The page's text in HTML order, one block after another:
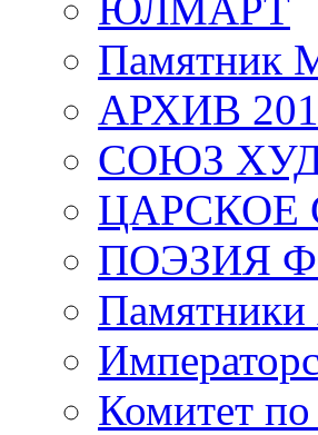
Памятник
АРХИВ
СОЮЗ
ЦАРСКОЕ
ПОЭЗИЯ
Комитет